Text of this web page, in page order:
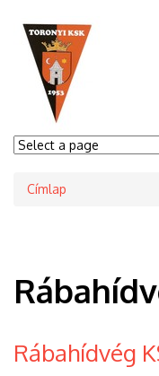
Morzsa
Címlap
Rábahídvég